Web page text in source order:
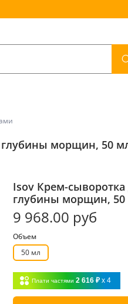
морщин, 50
Isov Крем-
глубины морщин, 50
9 968.00 руб
Объем
50 мл
Плати частями 2 616 ₽ x 4